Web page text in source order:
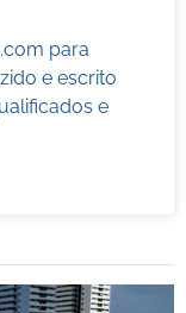
para
e escrito
e